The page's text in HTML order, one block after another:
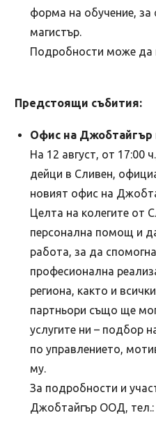
форма на обучение, за
магистър.
Подробности може да
Предстоящи събития:
Офис на Джобтайгър
На 12 август, от 17:00
дейци в Сливен,
новият офис на
Целта на колегите от
персонална помощ и
работа, за да
професионална
региона, както и
партньори също ще
услугите ни – подбор
по управлението,
му.
За подробности и
Джобтайгър ООД, тел.: